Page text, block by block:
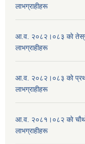
लाभग्राहीहरू
आ.व. २०८२।०८३ काे तेस्राे
लाभग्राहीहरू
आ.व. २०८२।०८३ काे प्रथम
लाभग्राहीहरू
आ.व. २०८१।०८२ काे चाैथाें
लाभग्राहीहरू